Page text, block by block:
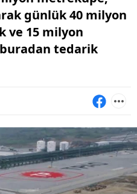
günlük 40 milyon
ve 15 milyon
tedarik